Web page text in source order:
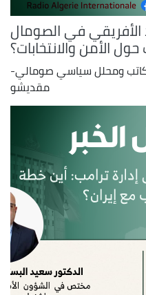
الأفريقي في الصومال
الأمن والانتخابات؟
ومحلل سياسي صومالي-
مقديشو